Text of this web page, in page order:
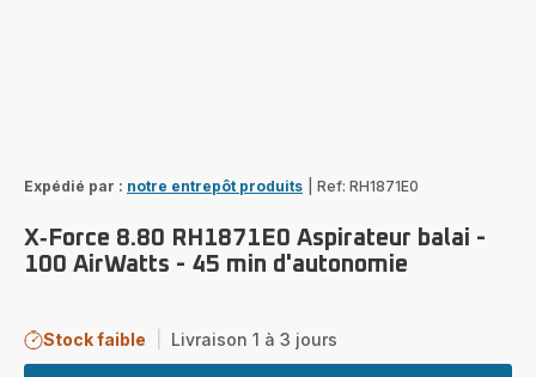
Expédié par : notre entrepôt produits Ref: RH1871E0
X‑Force 8.80 RH1871E0 Aspirateur balai -
100 AirWatts - 45 min d'autonomie
Stock faible Livraison 1 à 3 jours